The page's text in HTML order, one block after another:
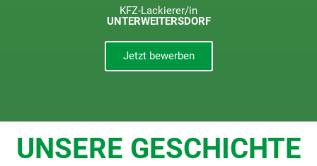
KFZ-Lackierer/in
UNTERWEITERSDORF
Jetzt bewerben
UNSERE GESCHICHTE